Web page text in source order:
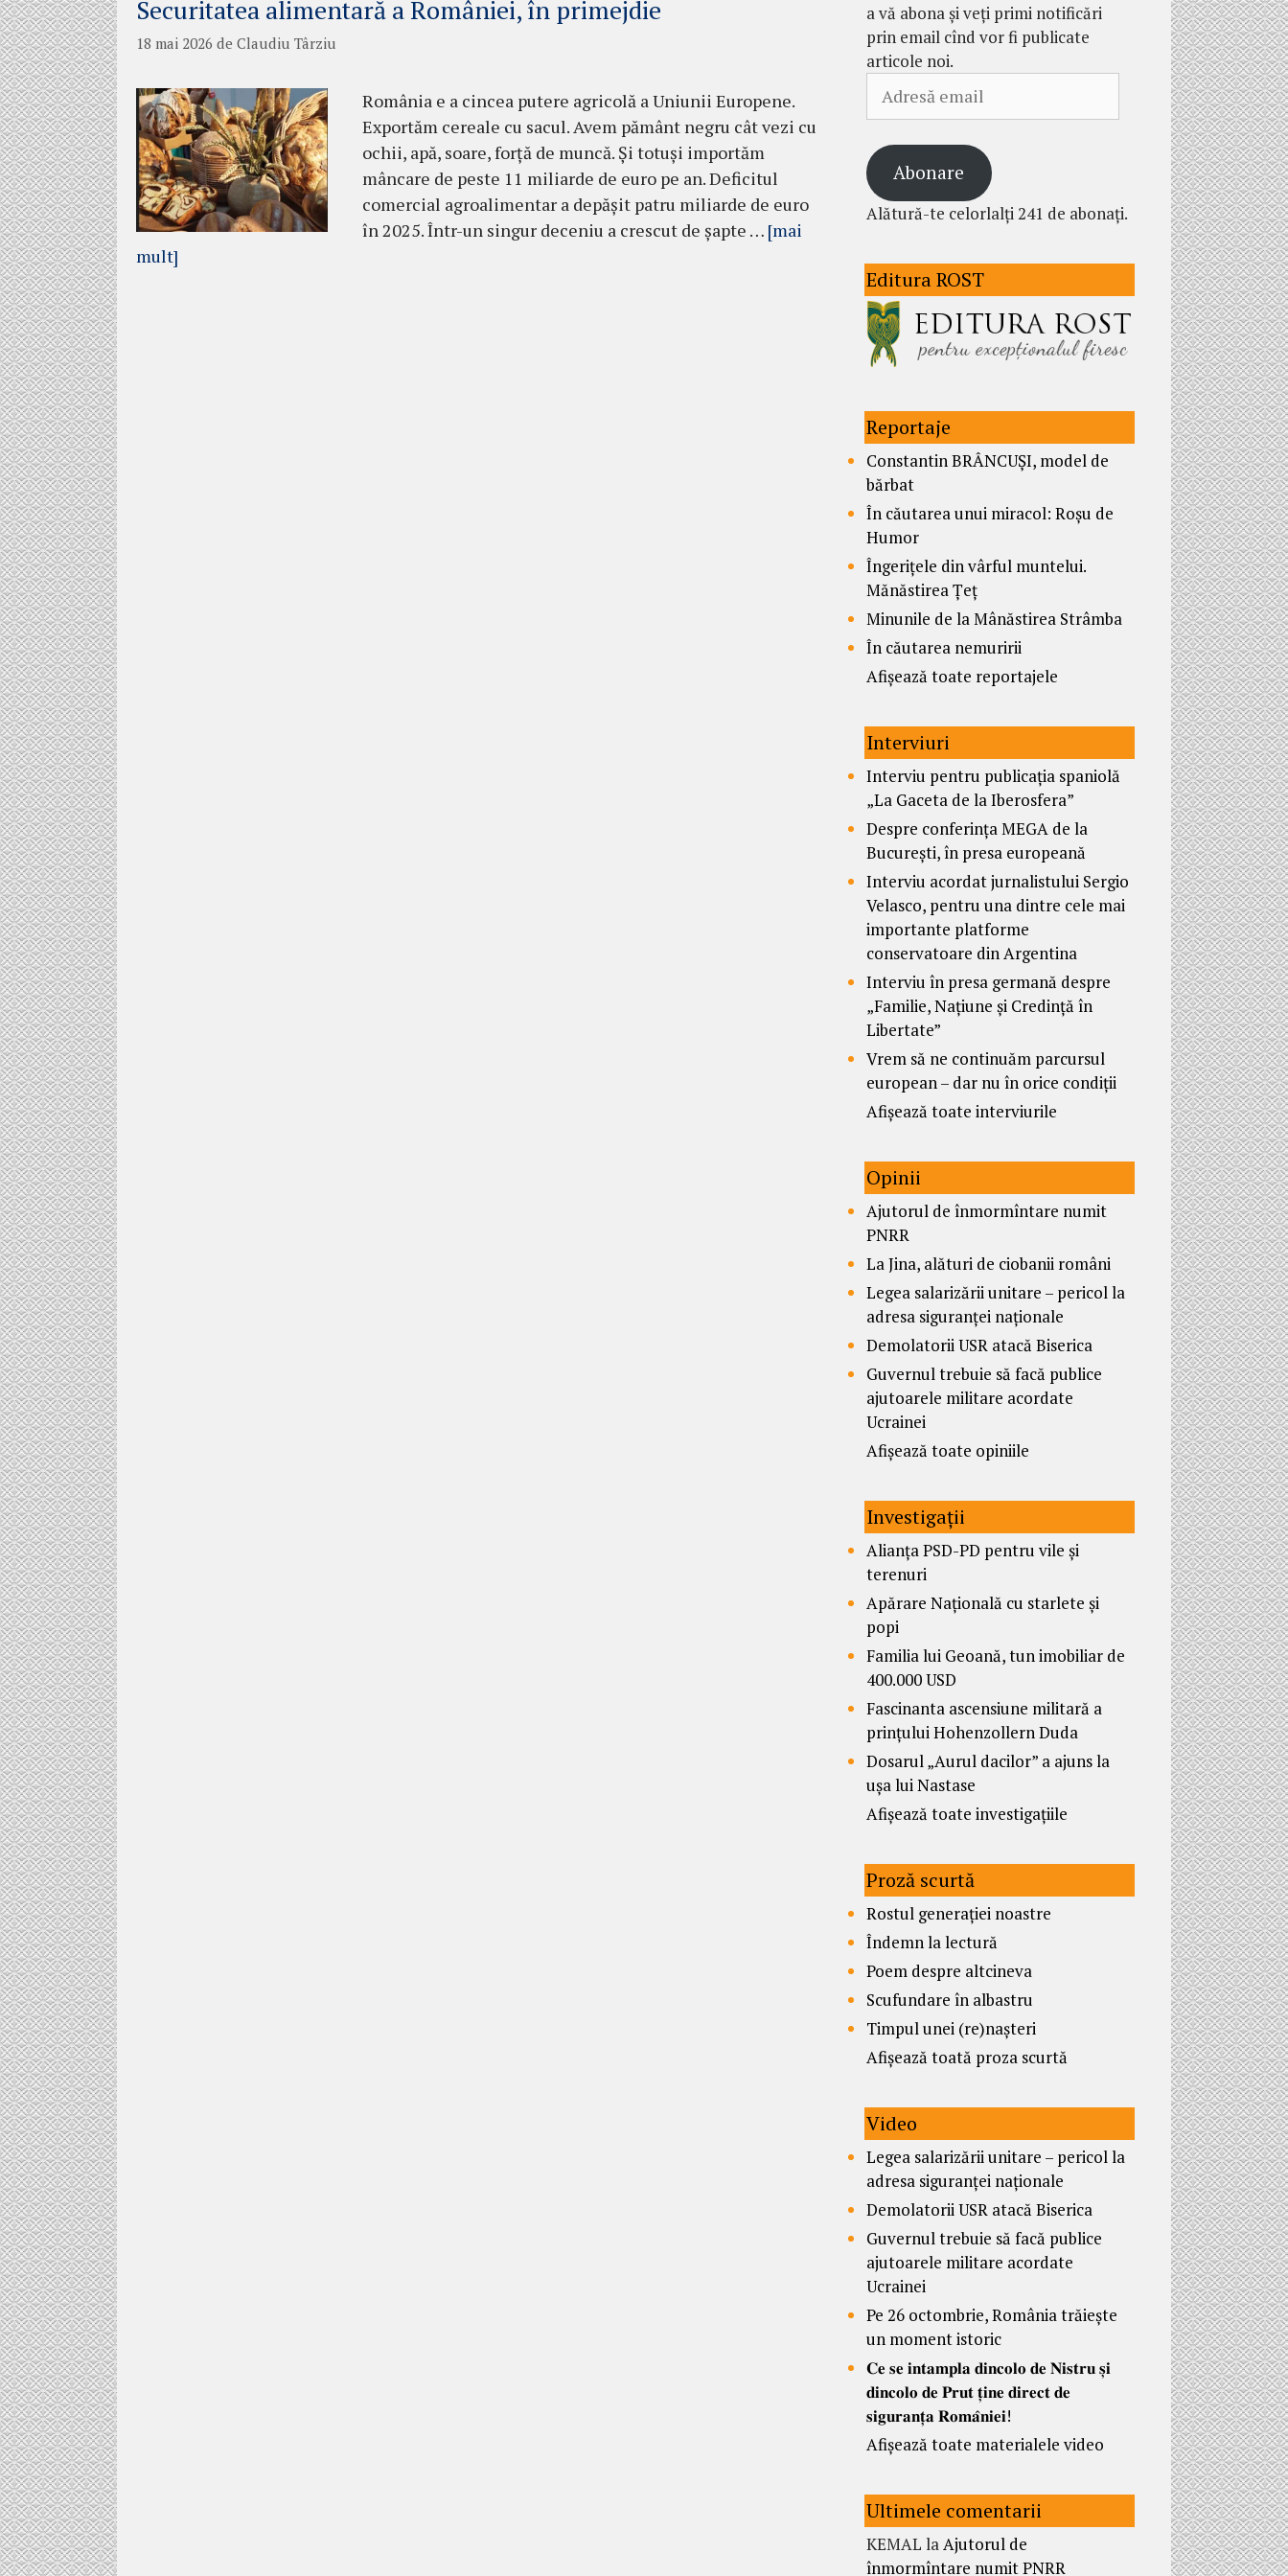
Securitatea alimentară a României, în primejdie
18 mai 2026 de Claudiu Târziu
România e a cincea putere agricolă a Uniunii Europene.
Exportăm cereale cu sacul. Avem pământ negru cât vezi cu
ochii, apă, soare, forță de muncă. Și totuși importăm
mâncare de peste 11 miliarde de euro pe an. Deficitul
comercial agroalimentar a depășit patru miliarde de euro
în 2025. Într-un singur deceniu a crescut de șapte … [mai
mult]
a vă abona și veți primi notificări
prin email cînd vor fi publicate
articole noi.
email
Abonare
Alătură-te celorlalți 241 de abonați.
Editura ROST
Reportaje
Constantin BRÂNCUȘI, model de
bărbat
În căutarea unui miracol: Roșu de
Humor
Îngerițele din vârful muntelui.
Mănăstirea Țeț
Minunile de la Mânăstirea Strâmba
În căutarea nemuririi
Afișează toate reportajele
Interviuri
Interviu pentru publicația spaniolă
„La Gaceta de la Iberosfera”
Despre conferința MEGA de la
București, în presa europeană
Interviu acordat jurnalistului Sergio
Velasco, pentru una dintre cele mai
importante platforme
conservatoare din Argentina
Interviu în presa germană despre
„Familie, Națiune și Credință în
Libertate”
Vrem să ne continuăm parcursul
european – dar nu în orice condiții
Afișează toate interviurile
Opinii
Ajutorul de înmormîntare numit
PNRR
La Jina, alături de ciobanii români
Legea salarizării unitare – pericol la
adresa siguranței naționale
Demolatorii USR atacă Biserica
Guvernul trebuie să facă publice
ajutoarele militare acordate
Ucrainei
Afișează toate opiniile
Investigații
Alianța PSD-PD pentru vile și
terenuri
Apărare Națională cu starlete și
popi
Familia lui Geoană, tun imobiliar de
400.000 USD
Fascinanta ascensiune militară a
prințului Hohenzollern Duda
Dosarul „Aurul dacilor” a ajuns la
ușa lui Nastase
Afișează toate investigațiile
Proză scurtă
Rostul generației noastre
Îndemn la lectură
Poem despre altcineva
Scufundare în albastru
Timpul unei (re)nașteri
Afișează toată proza scurtă
Video
Legea salarizării unitare – pericol la
adresa siguranței naționale
Demolatorii USR atacă Biserica
Guvernul trebuie să facă publice
ajutoarele militare acordate
Ucrainei
Pe 26 octombrie, România trăiește
un moment istoric
𝐂𝐞 𝐬𝐞 𝐢𝐧𝐭𝐚𝐦𝐩𝐥𝐚 𝐝𝐢𝐧𝐜𝐨𝐥𝐨 𝐝𝐞 𝐍𝐢𝐬𝐭𝐫𝐮 𝐬̦𝐢
𝐝𝐢𝐧𝐜𝐨𝐥𝐨 𝐝𝐞 𝐏𝐫𝐮𝐭 𝐭̦𝐢𝐧𝐞 𝐝𝐢𝐫𝐞𝐜𝐭 𝐝𝐞
𝐬𝐢𝐠𝐮𝐫𝐚𝐧𝐭̦𝐚 𝐑𝐨𝐦𝐚̂𝐧𝐢𝐞𝐢!
Afișează toate materialele video
Ultimele comentarii
KEMAL laAjutorul de
înmormîntare numit PNRR